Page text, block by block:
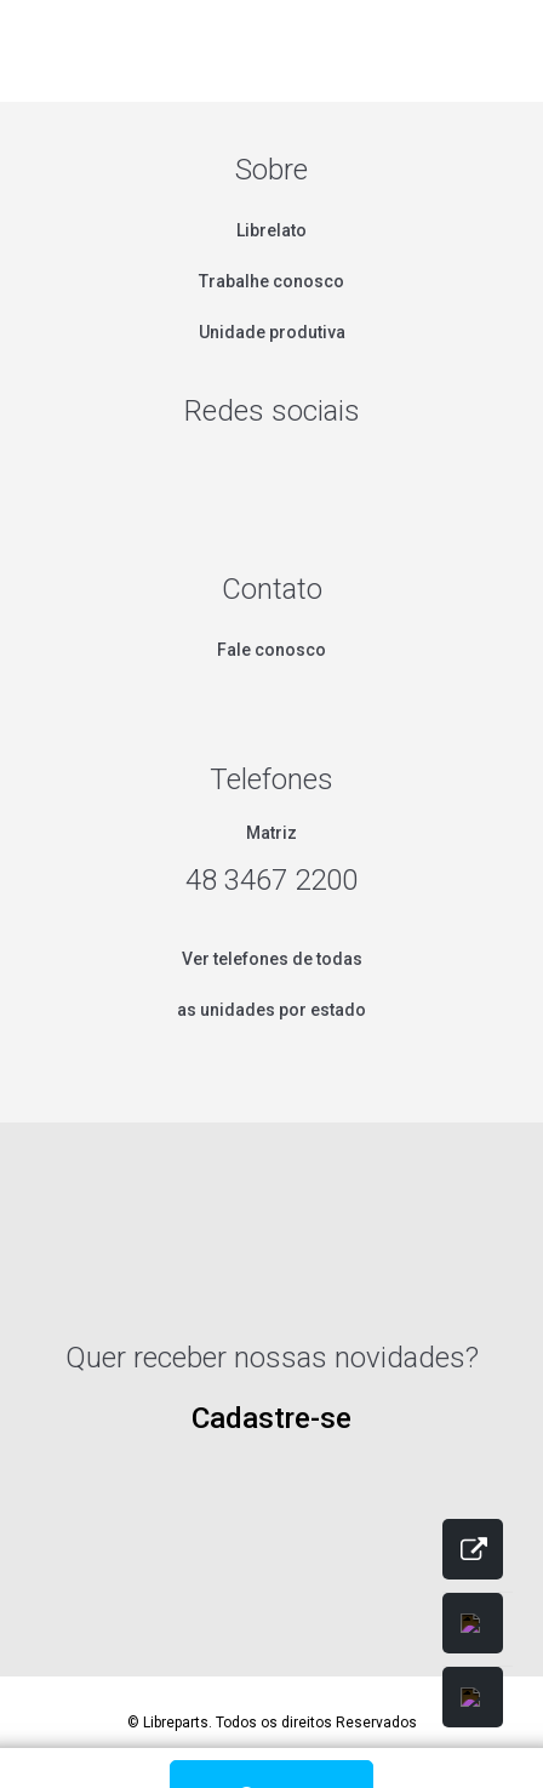
Sobre
Librelato
Trabalhe conosco
Unidade produtiva
Redes sociais
Contato
Fale conosco
Telefones
Matriz
48 3467 2200
Ver telefones de todas
as unidades por estado
Quer receber nossas novidades?
Cadastre-se
© Libreparts. Todos os direitos Reservados